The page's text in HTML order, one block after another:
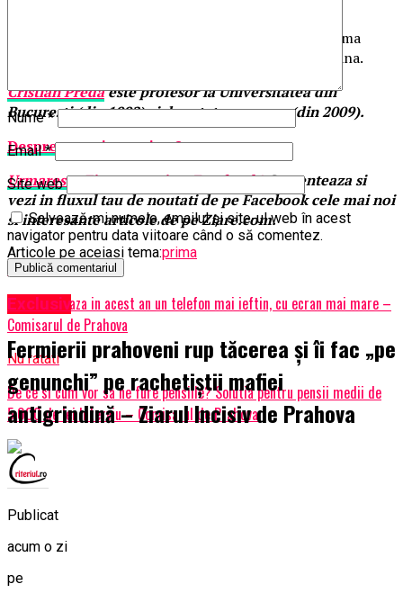
Poate ca asa vom incepe sa intelegem care e problema
politica nr. 1 a Romaniei si ce solutii avem la indemana.
Cristian Predaeste profesor la Universitatea din
Bucuresti (din 1992) si deputat european (din 2009).
Despre ce vrei sa scriem?
UrmaresteZiare.comsi pe Facebook!Comenteaza si
vezi in fluxul tau de noutati de pe Facebook cele mai noi
si interesante articole de pe Ziare.com.
Articole pe aceiasi tema:prima
Urmatorul
Apple lanseaza in acest an un telefon mai ieftin, cu ecran mai mare –
Comisarul de Prahova
Nu ratati
De ce si cum vor sa ne fure pensiile? Solutia pentru pensii medii de
5.000 de lei Interviu – Comisarul de Prahova
Nume*
Email*
Site web
Salvează-mi numele, emailul și site-ul web în acest
navigator pentru data viitoare când o să comentez.
Exclusiv
Fermierii prahoveni rup tăcerea și îi fac „pe
genunchi” pe rachetiștii mafiei
antigrindină – Ziarul Incisiv de Prahova
Publicat
acum o zi
pe